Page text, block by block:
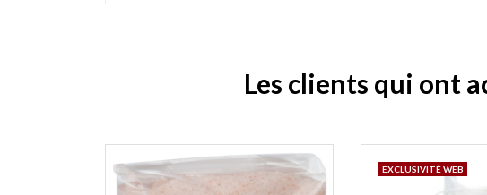
Les clients qui ont
EXCLUSIVITÉ WEB